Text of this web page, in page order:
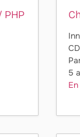
5